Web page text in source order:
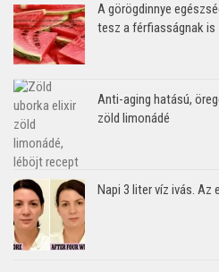
A görögdinnye
tesz a férfiasságnak is
Anti-aging hatású,
zöld limonádé
Napi 3 liter víz ivás. Az